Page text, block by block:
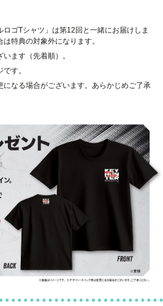
ゴTシャツ」は第12回と一緒にお届けしま
特典の対象外になります。
ます（先着順）。
す。
なる場合がございます。あらかじめご了承